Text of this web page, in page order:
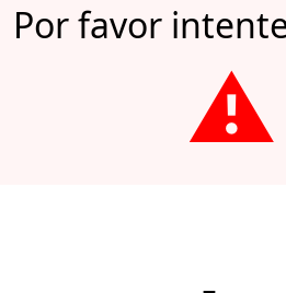
Por favor
⚠️